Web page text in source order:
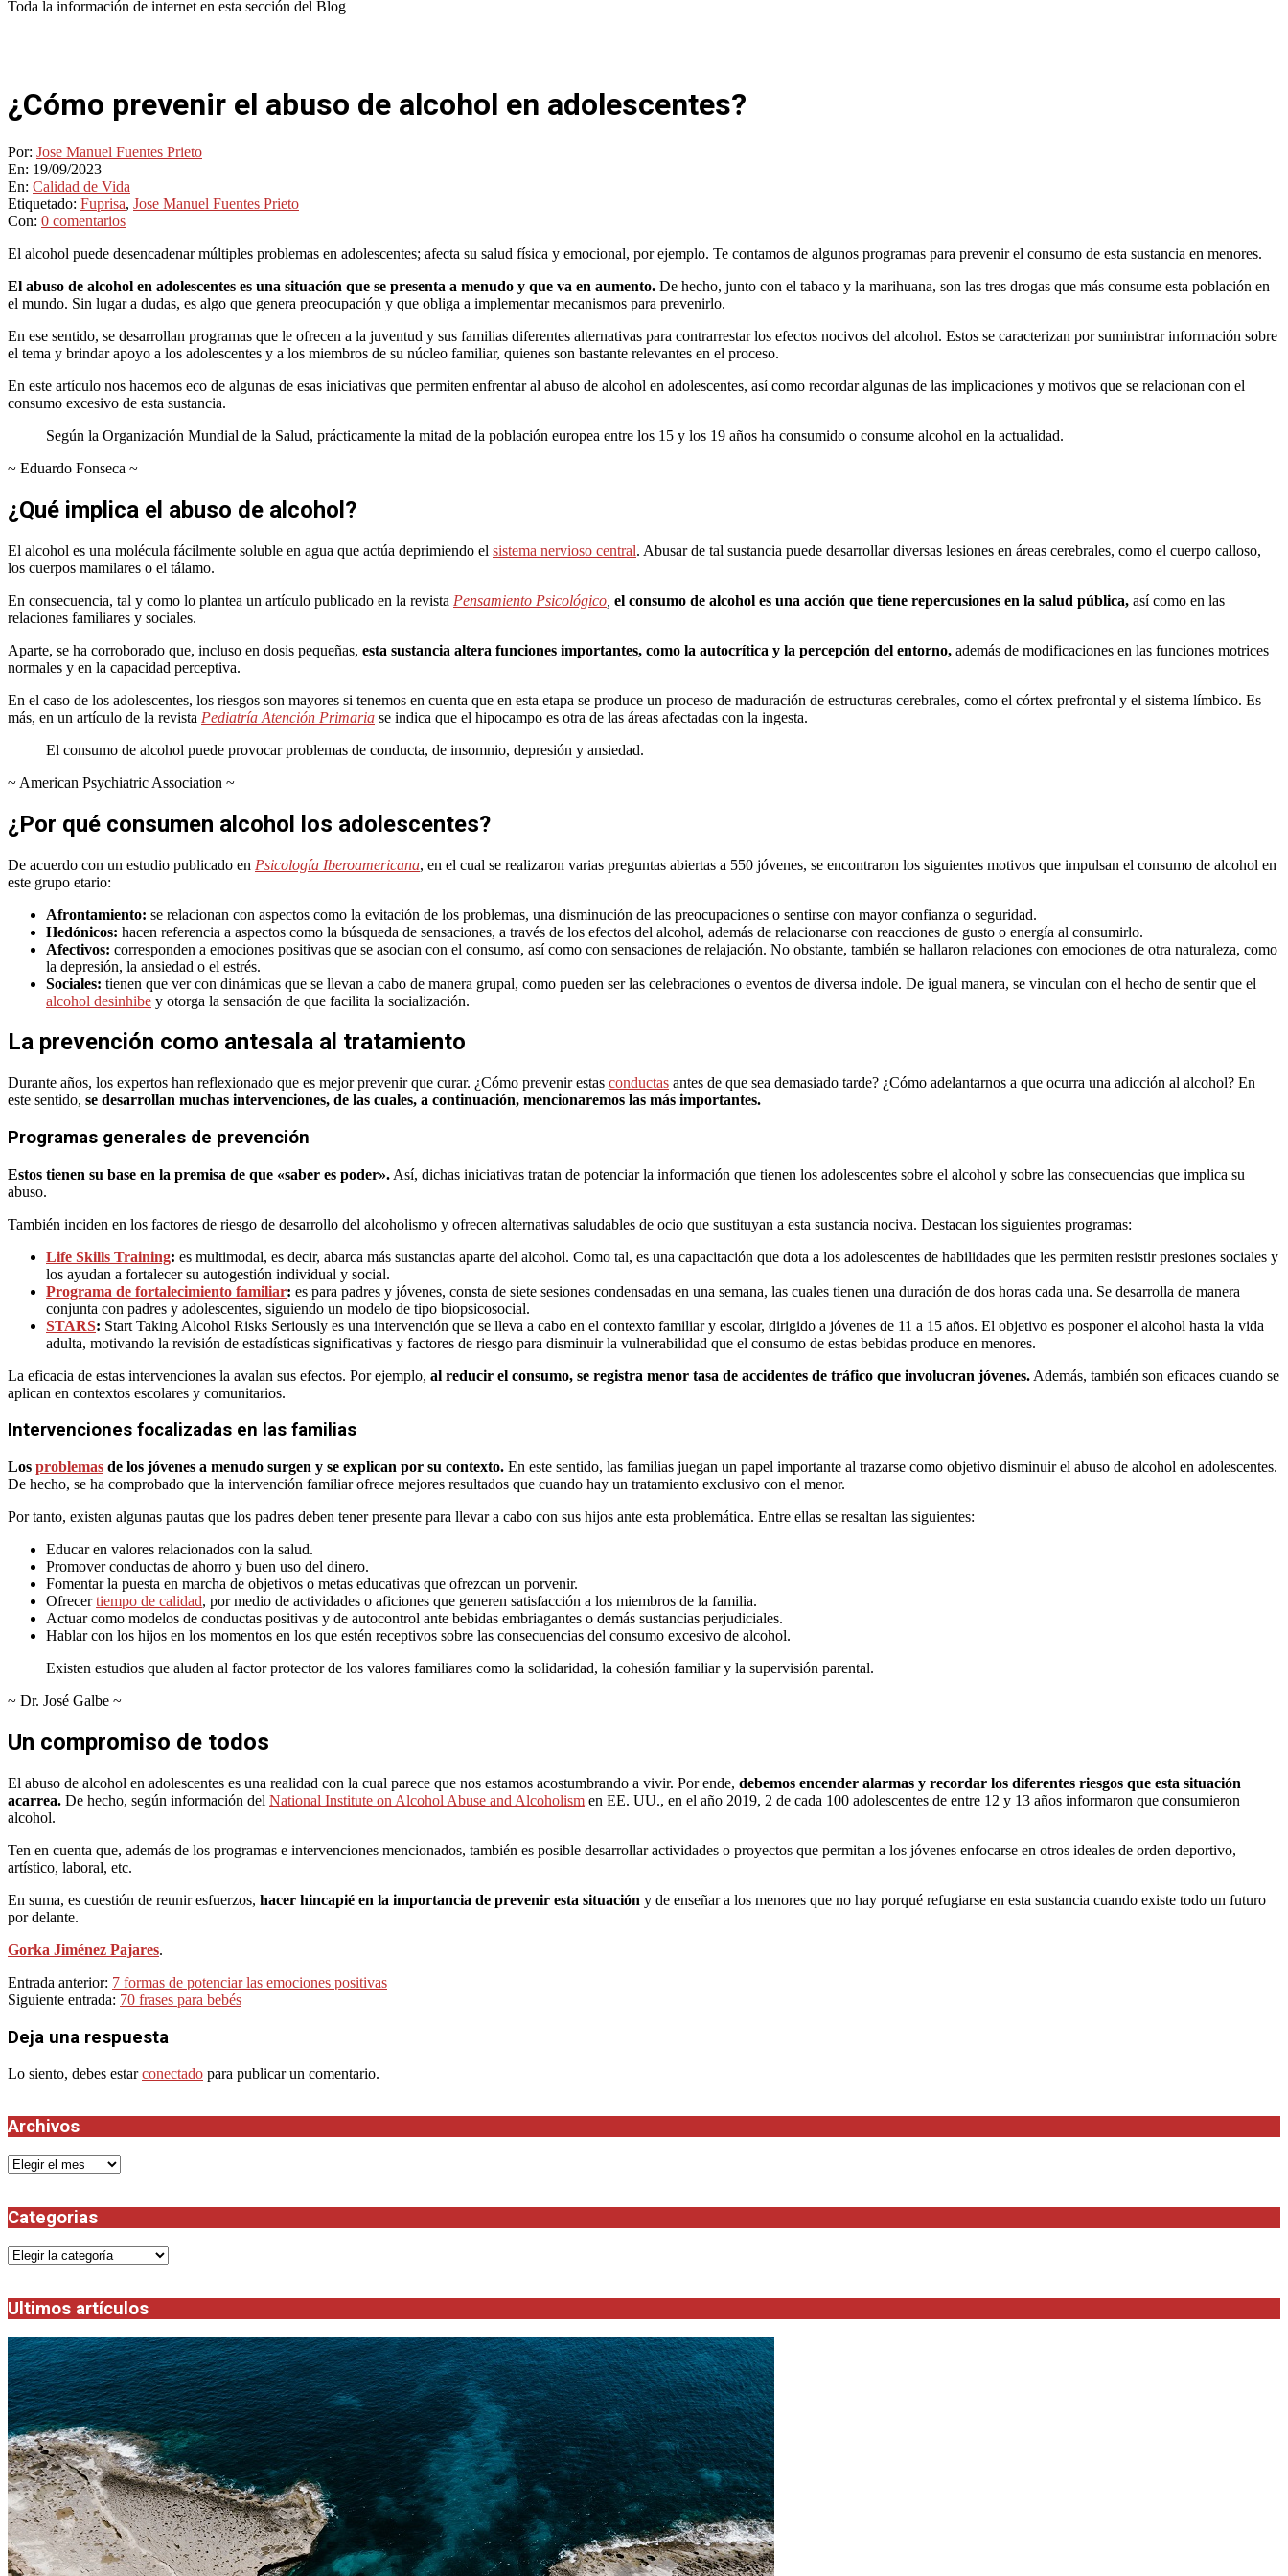
Toda la información de internet en esta sección del Blog
¿Cómo prevenir el abuso de alcohol en adolescentes?
Por: Jose Manuel Fuentes Prieto
En: 19/09/2023
En: Calidad de Vida
Etiquetado: Fuprisa, Jose Manuel Fuentes Prieto
Con: 0 comentarios
El alcohol puede desencadenar múltiples problemas en adolescentes; afecta su salud física y emocional, por ejemplo. Te contamos de algunos programas para prevenir el consumo de esta sustancia en menores.
El abuso de alcohol en adolescentes es una situación que se presenta a menudo y que va en aumento. De hecho, junto con el tabaco y la marihuana, son las tres drogas que más consume esta población en
el mundo. Sin lugar a dudas, es algo que genera preocupación y que obliga a implementar mecanismos para prevenirlo.
En ese sentido, se desarrollan programas que le ofrecen a la juventud y sus familias diferentes alternativas para contrarrestar los efectos nocivos del alcohol. Estos se caracterizan por suministrar información sobre
el tema y brindar apoyo a los adolescentes y a los miembros de su núcleo familiar, quienes son bastante relevantes en el proceso.
En este artículo nos hacemos eco de algunas de esas iniciativas que permiten enfrentar al abuso de alcohol en adolescentes, así como recordar algunas de las implicaciones y motivos que se relacionan con el
consumo excesivo de esta sustancia.
Según la Organización Mundial de la Salud, prácticamente la mitad de la población europea entre los 15 y los 19 años ha consumido o consume alcohol en la actualidad.
~ Eduardo Fonseca ~
¿Qué implica el abuso de alcohol?
El alcohol es una molécula fácilmente soluble en agua que actúa deprimiendo el sistema nervioso central. Abusar de tal sustancia puede desarrollar diversas lesiones en áreas cerebrales, como el cuerpo calloso,
los cuerpos mamilares o el tálamo.
En consecuencia, tal y como lo plantea un artículo publicado en la revista Pensamiento Psicológico el consumo de alcohol es una acción que tiene repercusiones en la salud pública, así como en las
relaciones familiares y sociales.
Aparte, se ha corroborado que, incluso en dosis pequeñas, esta sustancia altera funciones importantes, como la autocrítica y la percepción del entorno, además de modificaciones en las funciones motrices
normales y en la capacidad perceptiva.
En el caso de los adolescentes, los riesgos son mayores si tenemos en cuenta que en esta etapa se produce un proceso de maduración de estructuras cerebrales, como el córtex prefrontal y el sistema límbico. Es
más, en un artículo de la revista Pediatría Atención Primaria se indica que el hipocampo es otra de las áreas afectadas con la ingesta.
El consumo de alcohol puede provocar problemas de conducta, de insomnio, depresión y ansiedad.
~ American Psychiatric Association ~
¿Por qué consumen alcohol los adolescentes?
De acuerdo con un estudio publicado en Psicología Iberoamericana, en el cual se realizaron varias preguntas abiertas a 550 jóvenes, se encontraron los siguientes motivos que impulsan el consumo de alcohol en
este grupo etario:
Afrontamiento: se relacionan con aspectos como la evitación de los problemas, una disminución de las preocupaciones o sentirse con mayor confianza o seguridad.
Hedónicos: hacen referencia a aspectos como la búsqueda de sensaciones, a través de los efectos del alcohol, además de relacionarse con reacciones de gusto o energía al consumirlo.
Afectivos: corresponden a emociones positivas que se asocian con el consumo, así como con sensaciones de relajación. No obstante, también se hallaron relaciones con emociones de otra naturaleza, como
la depresión, la ansiedad o el estrés.
Sociales: tienen que ver con dinámicas que se llevan a cabo de manera grupal, como pueden ser las celebraciones o eventos de diversa índole. De igual manera, se vinculan con el hecho de sentir que el
alcohol desinhibe y otorga la sensación de que facilita la socialización.
La prevención como antesala al tratamiento
Durante años, los expertos han reflexionado que es mejor prevenir que curar. ¿Cómo prevenir estas conductas antes de que sea demasiado tarde? ¿Cómo adelantarnos a que ocurra una adicción al alcohol? En
este sentido, se desarrollan muchas intervenciones, de las cuales, a continuación, mencionaremos las más importantes.
Programas generales de prevención
Estos tienen su base en la premisa de que «saber es poder». Así, dichas iniciativas tratan de potenciar la información que tienen los adolescentes sobre el alcohol y sobre las consecuencias que implica su
abuso.
También inciden en los factores de riesgo de desarrollo del alcoholismo y ofrecen alternativas saludables de ocio que sustituyan a esta sustancia nociva. Destacan los siguientes programas:
Life Skills Training: es multimodal, es decir, abarca más sustancias aparte del alcohol. Como tal, es una capacitación que dota a los adolescentes de habilidades que les permiten resistir presiones sociales y
los ayudan a fortalecer su autogestión individual y social.
Programa de fortalecimiento familiar: es para padres y jóvenes, consta de siete sesiones condensadas en una semana, las cuales tienen una duración de dos horas cada una. Se desarrolla de manera
conjunta con padres y adolescentes, siguiendo un modelo de tipo biopsicosocial.
STARS: Start Taking Alcohol Risks Seriously es una intervención que se lleva a cabo en el contexto familiar y escolar, dirigido a jóvenes de 11 a 15 años. El objetivo es posponer el alcohol hasta la vida
adulta, motivando la revisión de estadísticas significativas y factores de riesgo para disminuir la vulnerabilidad que el consumo de estas bebidas produce en menores.
La eficacia de estas intervenciones la avalan sus efectos. Por ejemplo, al reducir el consumo, se registra menor tasa de accidentes de tráfico que involucran jóvenes. Además, también son eficaces cuando se
aplican en contextos escolares y comunitarios.
Intervenciones focalizadas en las familias
Los problemas de los jóvenes a menudo surgen y se explican por su contexto. En este sentido, las familias juegan un papel importante al trazarse como objetivo disminuir el abuso de alcohol en adolescentes.
De hecho, se ha comprobado que la intervención familiar ofrece mejores resultados que cuando hay un tratamiento exclusivo con el menor.
Por tanto, existen algunas pautas que los padres deben tener presente para llevar a cabo con sus hijos ante esta problemática. Entre ellas se resaltan las siguientes:
Educar en valores relacionados con la salud.
Promover conductas de ahorro y buen uso del dinero.
Fomentar la puesta en marcha de objetivos o metas educativas que ofrezcan un porvenir.
Ofrecertiempo de calidad, por medio de actividades o aficiones que generen satisfacción a los miembros de la familia.
Actuar como modelos de conductas positivas y de autocontrol ante bebidas embriagantes o demás sustancias perjudiciales.
Hablar con los hijos en los momentos en los que estén receptivos sobre las consecuencias del consumo excesivo de alcohol.
Existen estudios que aluden al factor protector de los valores familiares como la solidaridad, la cohesión familiar y la supervisión parental.
~ Dr. José Galbe ~
Un compromiso de todos
El abuso de alcohol en adolescentes es una realidad con la cual parece que nos estamos acostumbrando a vivir. Por ende, debemos encender alarmas y recordar los diferentes riesgos que esta situación
acarrea. De hecho, según información del National Institute on Alcohol Abuse and Alcoholism en EE. UU., en el año 2019, 2 de cada 100 adolescentes de entre 12 y 13 años informaron que consumieron
alcohol.
Ten en cuenta que, además de los programas e intervenciones mencionados, también es posible desarrollar actividades o proyectos que permitan a los jóvenes enfocarse en otros ideales de orden deportivo,
artístico, laboral, etc.
En suma, es cuestión de reunir esfuerzos, hacer hincapié en la importancia de prevenir esta situación y de enseñar a los menores que no hay porqué refugiarse en esta sustancia cuando existe todo un futuro
por delante.
Gorka Jiménez Pajares.
2023-
09-
Entrada anterior: 7 formas de potenciar las emociones positivas
Siguiente entrada: 70 frases para bebés
Deja una respuesta
Lo siento, debes estarconectado para publicar un comentario.
Archivos
Archivos
Categorias
Categorias
Ultimos artículos